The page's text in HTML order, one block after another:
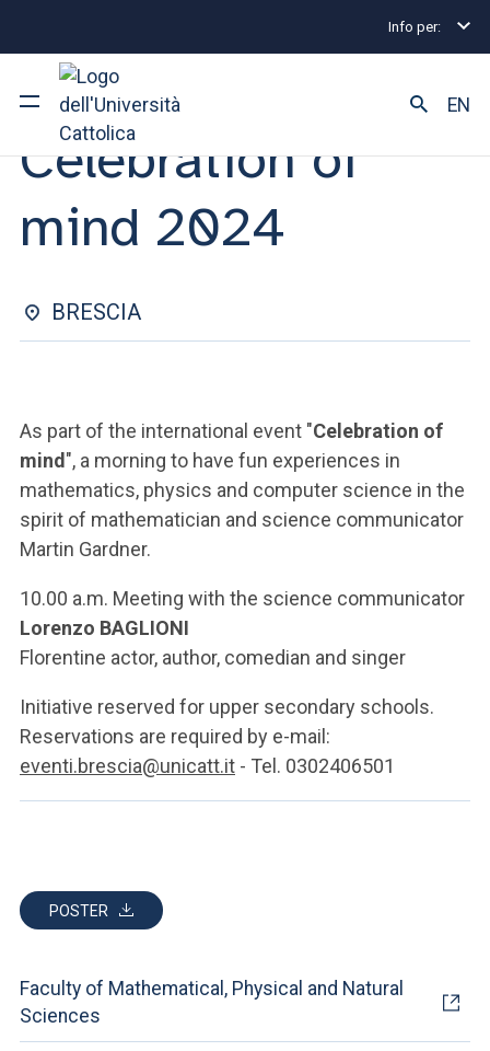
Info per:
University
Courses of study
Research
Faculty and campus
ARE YOU AN ENROLLED STUDENT?
ACCEDI ALLA MAIL ICATT
YOU ARE A FACULTY MEMBER OR STAFF MEMBER
ACCEDI A CLOUDMAIL
EN
Eventi Brescia Celebration of mind 2024
EVENT | 21 OTTOBRE 2024
Celebration of
mind 2024
BRESCIA
As part of the international event "Celebration of
mind ", a morning to have fun experiences in
mathematics, physics and computer science in the
spirit of mathematician and science communicator
Martin Gardner.
10.00 a.m. Meeting with the science communicator
Lorenzo BAGLIONI
Florentine actor, author, comedian and singer
Initiative reserved for upper secondary schools.
Reservations are required by e-mail:
eventi.brescia@unicatt.it - Tel. 0302406501
POSTER
Faculty of Mathematical, Physical and Natural
Sciences